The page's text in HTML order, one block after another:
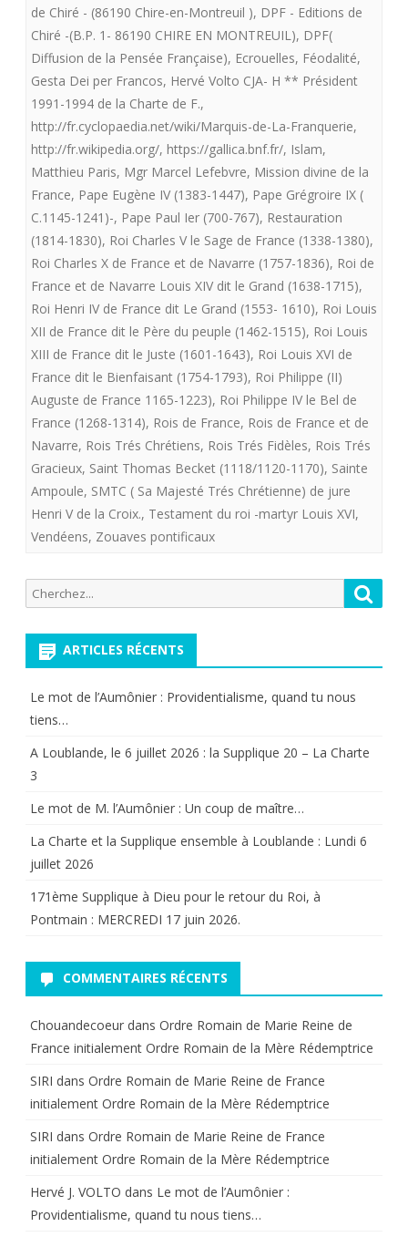
LE
TRES
CHRETIEN
–
pourquoi
le
vrai
Roi
France
à
Venir
s’appellera
La
de Chiré - (86190 Chire-en-Montreuil ), DPF - Editions de
Chiré -(B.P. 1- 86190 CHIRE EN MONTREUIL), DPF(
Diffusion de la Pensée Française), Ecrouelles, Féodalité,
Gesta Dei per Francos, Hervé Volto CJA- H ** Président
1991-1994 de la Charte de F.,
http://fr.cyclopaedia.net/wiki/Marquis-de-La-Franquerie,
http://fr.wikipedia.org/, https://gallica.bnf.fr/, Islam,
Matthieu Paris, Mgr Marcel Lefebvre, Mission divine de la
France, Pape Eugène IV (1383-1447), Pape Grégroire IX (
C.1145-1241)-, Pape Paul Ier (700-767), Restauration
(1814-1830), Roi Charles V le Sage de France (1338-1380),
Roi Charles X de France et de Navarre (1757-1836), Roi de
France et de Navarre Louis XIV dit le Grand (1638-1715),
Roi Henri IV de France dit Le Grand (1553- 1610), Roi Louis
XII de France dit le Père du peuple (1462-1515), Roi Louis
XIII de France dit le Juste (1601-1643), Roi Louis XVI de
France dit le Bienfaisant (1754-1793), Roi Philippe (II)
Auguste de France 1165-1223), Roi Philippe IV le Bel de
France (1268-1314), Rois de France, Rois de France et de
Navarre, Rois Trés Chrétiens, Rois Trés Fidèles, Rois Trés
Gracieux, Saint Thomas Becket (1118/1120-1170), Sainte
Ampoule, SMTC ( Sa Majesté Trés Chrétienne) de jure
Henri V de la Croix., Testament du roi -martyr Louis XVI,
Vendéens, Zouaves pontificaux
Recherche
pour:
ARTICLES RÉCENTS
Le mot de l’Aumônier : Providentialisme, quand tu nous
tiens…
A Loublande, le 6 juillet 2026 : la Supplique 20 – La Charte
3
Le mot de M. l’Aumônier : Un coup de maître…
La Charte et la Supplique ensemble à Loublande : Lundi 6
juillet 2026
171ème Supplique à Dieu pour le retour du Roi, à
Pontmain : MERCREDI 17 juin 2026.
COMMENTAIRES RÉCENTS
Chouandecoeur dans Ordre Romain de Marie Reine de
France initialement Ordre Romain de la Mère Rédemptrice
SIRI dans Ordre Romain de Marie Reine de France
initialement Ordre Romain de la Mère Rédemptrice
SIRI dans Ordre Romain de Marie Reine de France
initialement Ordre Romain de la Mère Rédemptrice
Hervé J. VOLTO dans Le mot de l’Aumônier :
Providentialisme, quand tu nous tiens…